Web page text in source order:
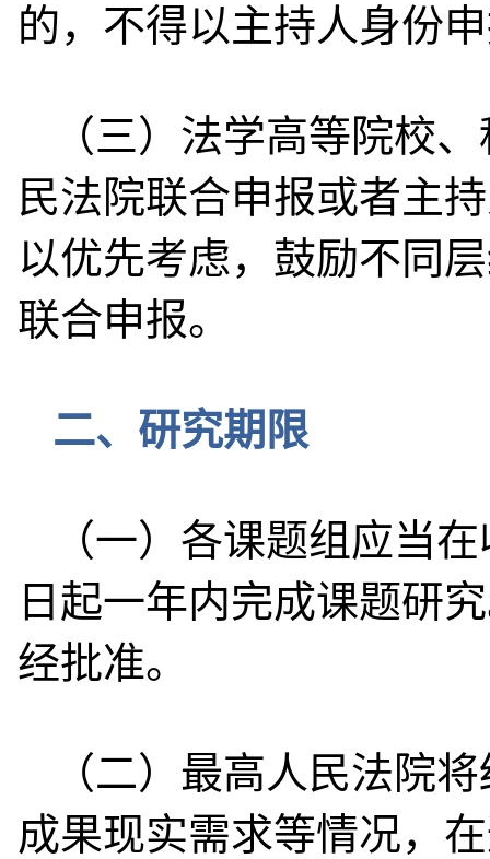
的，不得以主持人身份
（三）法学高等院校
民法院联合申报或者主
以优先考虑，鼓励不同
联合申报。
二、研究期限
（一）各课题组应当
日起一年内完成课题研
经批准。
（二）最高人民法院
成果现实需求等情况，